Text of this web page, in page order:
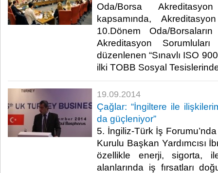
Oda/Borsa
kapsamında,
10.Dönem Oda/
Akreditasyon
düzenlenen “Sınavlı ISO
ilki TOBB Sosyal
19.09.2014
Çağlar: “İngiltere ile
da güçleniyor”
5. İngiliz-Türk İş
Kurulu Başkan Yardımcısı
özellikle enerji, sigorta,
alanlarında iş fırsatları